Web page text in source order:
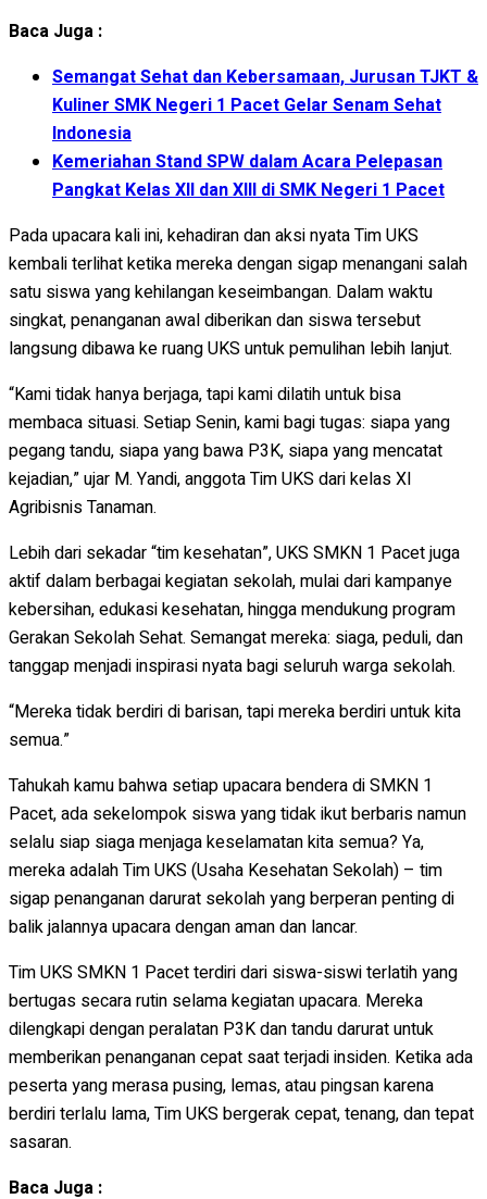
Baca Juga :
Semangat Sehat dan Kebersamaan, Jurusan TJKT &
Kuliner SMK Negeri 1 Pacet Gelar Senam Sehat
Indonesia
Kemeriahan Stand SPW dalam Acara Pelepasan
Pangkat Kelas XII dan XIII di SMK Negeri 1 Pacet
Pada upacara kali ini, kehadiran dan aksi nyata Tim UKS
kembali terlihat ketika mereka dengan sigap menangani salah
satu siswa yang kehilangan keseimbangan. Dalam waktu
singkat, penanganan awal diberikan dan siswa tersebut
langsung dibawa ke ruang UKS untuk pemulihan lebih lanjut.
“Kami tidak hanya berjaga, tapi kami dilatih untuk bisa
membaca situasi. Setiap Senin, kami bagi tugas: siapa yang
pegang tandu, siapa yang bawa P3K, siapa yang mencatat
kejadian,” ujar M. Yandi, anggota Tim UKS dari kelas XI
Agribisnis Tanaman.
Lebih dari sekadar “tim kesehatan”, UKS SMKN 1 Pacet juga
aktif dalam berbagai kegiatan sekolah, mulai dari kampanye
kebersihan, edukasi kesehatan, hingga mendukung program
Gerakan Sekolah Sehat. Semangat mereka: siaga, peduli, dan
tanggap menjadi inspirasi nyata bagi seluruh warga sekolah.
“Mereka tidak berdiri di barisan, tapi mereka berdiri untuk kita
semua.”
Tahukah kamu bahwa setiap upacara bendera di SMKN 1
Pacet, ada sekelompok siswa yang tidak ikut berbaris namun
selalu siap siaga menjaga keselamatan kita semua? Ya,
mereka adalah Tim UKS (Usaha Kesehatan Sekolah) – tim
sigap penanganan darurat sekolah yang berperan penting di
balik jalannya upacara dengan aman dan lancar.
Tim UKS SMKN 1 Pacet terdiri dari siswa-siswi terlatih yang
bertugas secara rutin selama kegiatan upacara. Mereka
dilengkapi dengan peralatan P3K dan tandu darurat untuk
memberikan penanganan cepat saat terjadi insiden. Ketika ada
peserta yang merasa pusing, lemas, atau pingsan karena
berdiri terlalu lama, Tim UKS bergerak cepat, tenang, dan tepat
sasaran.
Baca Juga :